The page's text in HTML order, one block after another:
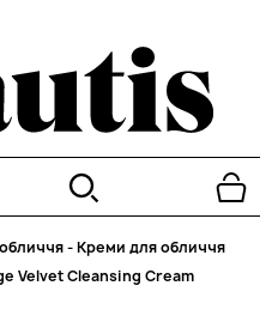
-Креми для обличчя
Velvet Cleansing Cream